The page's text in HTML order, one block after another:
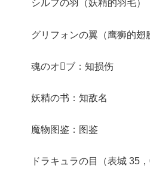
シルフの羽（妖精的羽毛）
グリフォンの翼（鹰狮的翅
魂のオブ：知损伤
妖精の书：知敌名
魔物图鉴：图鉴
ドラキュラの目（表城 35